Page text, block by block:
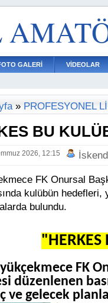
GALERİ VİDEOLAR
» PROFESYONEL
BU
2026, 12:15
FK Onursal
kulübün
bulundu.
"HERKES
FK
düzenlenen
ve gelecek